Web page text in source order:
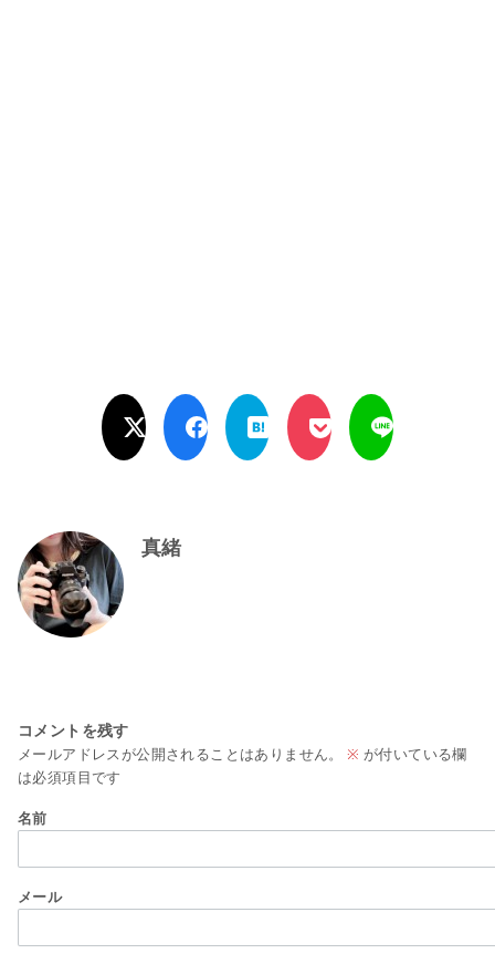
真緒
コメントを残す
メールアドレスが公開されることはありません。 ※ が付いている欄
は必須項目です
名前
メール